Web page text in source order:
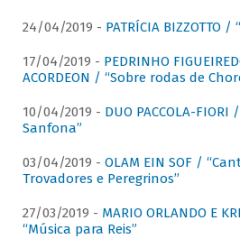
24/04/2019 - PATRÍCIA BIZZOTTO
17/04/2019 - PEDRINHO
ACORDEON / “Sobre rodas de
10/04/2019 - DUO PACCOLA-
Sanfona”
03/04/2019 - OLAM EIN SOF /
Trovadores e Peregrinos”
27/03/2019 - MARIO ORLANDO E
“Música para Reis”